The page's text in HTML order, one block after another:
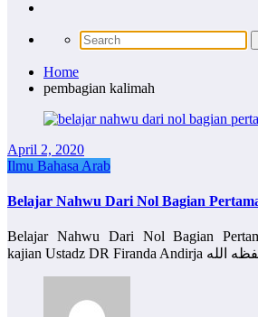
Home
pembagian kalimah
April 2, 2020
Ilmu Bahasa Arab
Belajar Nahwu Dari Nol Bagian
Belajar Nahwu Dari Nol Bagian